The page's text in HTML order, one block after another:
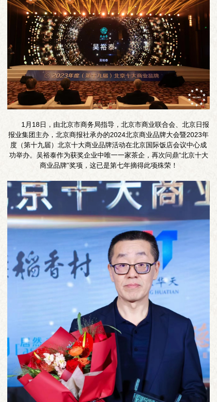
1月18日，由北京市商务局指导，北京市商业联合会、北京日报
报业集团主办，北京商报社承办的2024北京商业品牌大会暨2023年
度（第十九届）北京十大商业品牌活动在北京国际饭店会议中心成
功举办。吴裕泰作为获奖企业中唯一一家茶企，再次问鼎“北京十大
商业品牌”奖项，这已是第七年摘得此项殊荣！